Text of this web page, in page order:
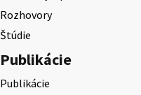
Rozhovory
Štúdie
Publikácie
Publikácie